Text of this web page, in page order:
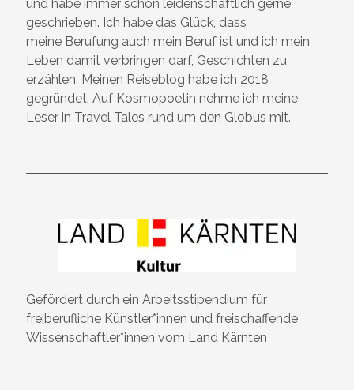
und habe immer schon leidenschaftlich gerne
geschrieben. Ich habe das Glück, dass
meine Berufung auch mein Beruf ist und ich mein
Leben damit verbringen darf, Geschichten zu
erzählen. Meinen Reiseblog habe ich 2018
gegründet. Auf Kosmopoetin nehme ich meine
Leser in Travel Tales rund um den Globus mit.
Gefördert durch ein Arbeitsstipendium für
freiberufliche Künstler*innen und freischaffende
Wissenschaftler*innen vom Land Kärnten